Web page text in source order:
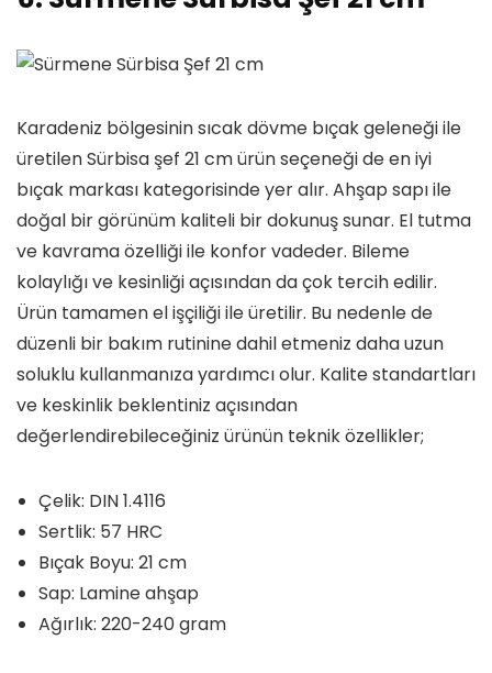
Karadeniz bölgesinin sıcak dövme bıçak geleneği ile
üretilen Sürbisa şef 21 cm ürün seçeneği de en iyi
bıçak markası kategorisinde yer alır. Ahşap sapı ile
doğal bir görünüm kaliteli bir dokunuş sunar. El tutma
ve kavrama özelliği ile konfor vadeder. Bileme
kolaylığı ve kesinliği açısından da çok tercih edilir.
Ürün tamamen el işçiliği ile üretilir. Bu nedenle de
düzenli bir bakım rutinine dahil etmeniz daha uzun
soluklu kullanmanıza yardımcı olur. Kalite standartları
ve keskinlik beklentiniz açısından
değerlendirebileceğiniz ürünün teknik özellikler;
Çelik: DIN 1.4116
Sertlik: 57 HRC
Bıçak Boyu: 21 cm
Sap: Lamine ahşap
Ağırlık: 220-240 gram